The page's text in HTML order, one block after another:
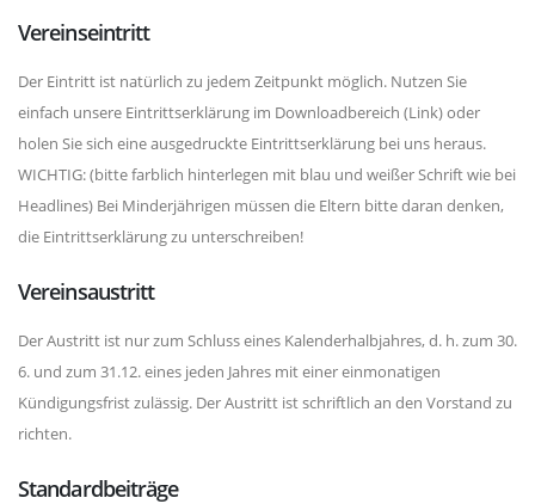
Vereinseintritt
Der Eintritt ist natürlich zu jedem Zeitpunkt möglich. Nutzen Sie
einfach unsere Eintrittserklärung im Downloadbereich (Link) oder
holen Sie sich eine ausgedruckte Eintrittserklärung bei uns heraus.
WICHTIG: (bitte farblich hinterlegen mit blau und weißer Schrift wie bei
Headlines) Bei Minderjährigen müssen die Eltern bitte daran denken,
die Eintrittserklärung zu unterschreiben!
Vereinsaustritt
Der Austritt ist nur zum Schluss eines Kalenderhalbjahres, d. h. zum 30.
6. und zum 31.12. eines jeden Jahres mit einer einmonatigen
Kündigungsfrist zulässig. Der Austritt ist schriftlich an den Vorstand zu
richten.
Standardbeiträge